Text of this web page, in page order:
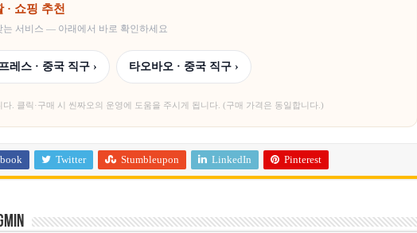
· 쇼핑 추천
는 서비스 — 아래에서 바로 확인하세요
레스 · 중국 직구 › 타오바오 · 중국 직구 ›
. 클릭·구매 시 씬짜오의 운영에 도움을 주시게 됩니다. (구매 가격은 동일합니다.)
Twitter Stumbleupon LinkedIn Pinterest